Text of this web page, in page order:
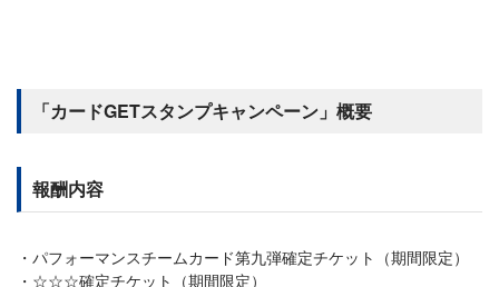
「カードGETスタンプキャンペーン」概要
報酬内容
パフォーマンスチームカード第九弾確定チケット（期間限定）
☆☆☆確定チケット（期間限定）